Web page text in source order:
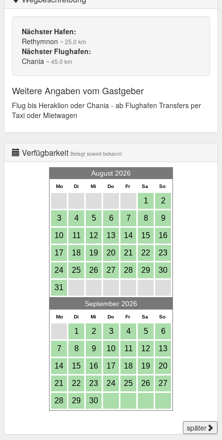
Nächster Hafen:
Rethymnon ~ 25.0 km
Nächster Flughafen:
Chania ~ 45.0 km
Weitere Angaben vom Gastgeber
Flug bis Heraklion oder Chania - ab Flughafen Transfers per
Taxi oder Mietwagen
Verfügbarkeit Belegt soweit bekannt
August 2026
Mo Di Mi Do Fr Sa So
1 2
3 4 5 6 7 8 9
10 11 12 13 14 15 16
17 18 19 20 21 22 23
24 25 26 27 28 29 30
31
September 2026
Mo Di Mi Do Fr Sa So
1 2 3 4 5 6
7 8 9 10 11 12 13
14 15 16 17 18 19 20
21 22 23 24 25 26 27
28 29 30
später